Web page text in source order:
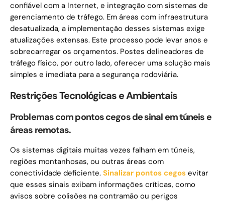
confiável com a Internet, e integração com sistemas de
gerenciamento de tráfego. Em áreas com infraestrutura
desatualizada, a implementação desses sistemas exige
atualizações extensas. Este processo pode levar anos e
sobrecarregar os orçamentos. Postes delineadores de
tráfego físico, por outro lado, oferecer uma solução mais
simples e imediata para a segurança rodoviária.
Restrições Tecnológicas e Ambientais
Problemas com pontos cegos de sinal em túneis e
áreas remotas.
Os sistemas digitais muitas vezes falham em túneis,
regiões montanhosas, ou outras áreas com
conectividade deficiente. Sinalizar pontos cegos evitar
que esses sinais exibam informações críticas, como
avisos sobre colisões na contramão ou perigos